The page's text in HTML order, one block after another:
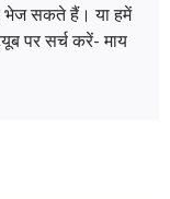
भेज सकते हैं। या हमें
पर सर्च करें- माय